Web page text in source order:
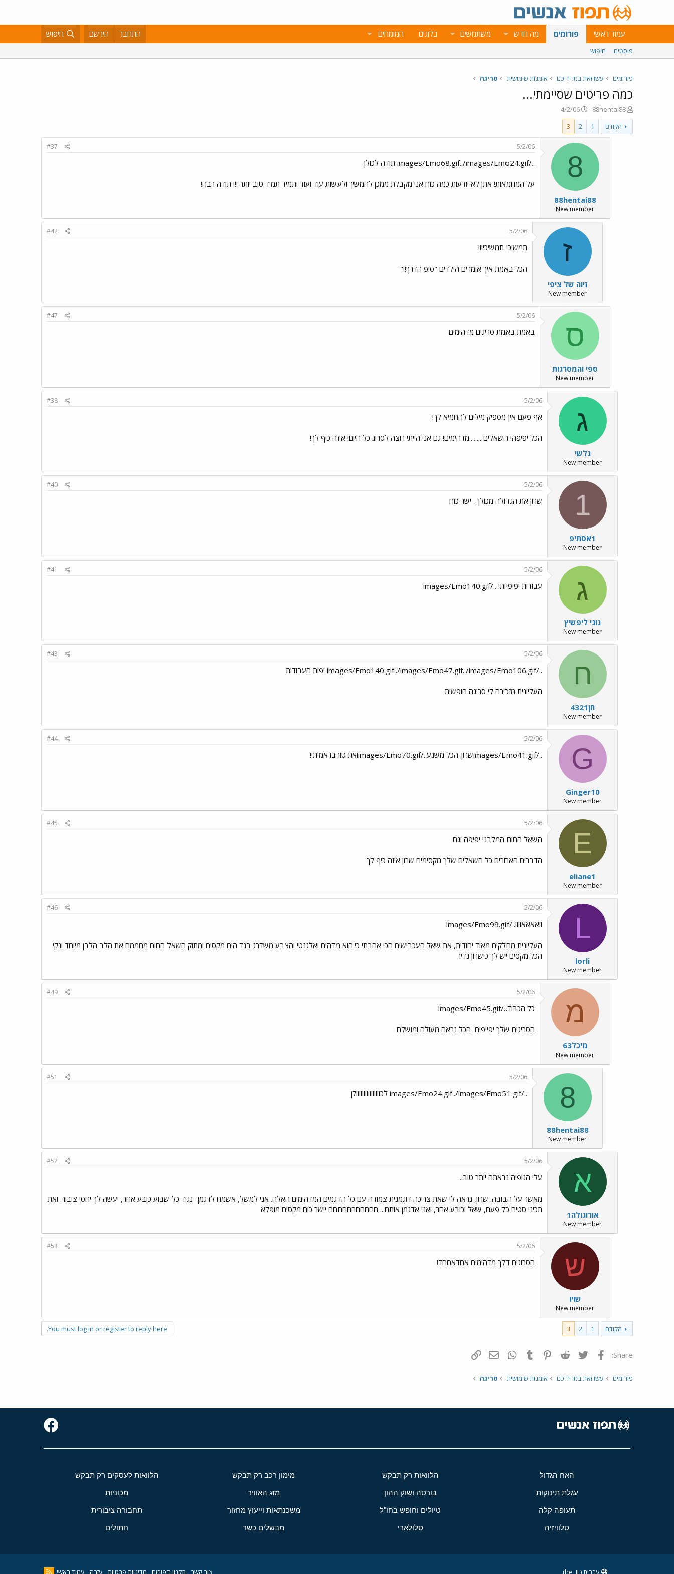
עמוד ראשי פורומים מה חדש משתמשים בלוגים המומחים התחבר הירשם חיפוש
פוסטים חיפוש
פורומים עשו זאת במו ידיכם אומנות שימושית סריגה
כמה פריטים שסיימתי...
פ
ו
ת
ח
88hentai88
פ
ו
ר
ס
ם
ב
ת
א
י
ך
4/2/06
הקודם
1
2
3
8
88hentai88
New member
5/2/06
#37
../images/Emo68.gif../images/Emo24.gif תודה לכולן
על המחמאות! אתן לא יודעות כמה כוח אני מקבלת ממכן להמשיך ולעשות עוד ועוד ותמיד תמיד טוב יותר !!! תודה רבה!
ז
זיוה של ציפי
New member
5/2/06
#42
תמשיכי תמשיכי!!!
הכל באמת איך אומרים הילדים "סופ הדרך!!"
ס
ספי והמסרגות
New member
5/2/06
#47
באמת באמת סריגים מדהימים
ג
גלשי
New member
5/2/06
#38
אף פעם אין מספיק מילים להחמיא לך!
הכל יפיפה! השאלים ........מדהימים! גם אני הייתי רוצה לסרוג כל היום! איזה כיף לך!
1
1אסתיפ
New member
5/2/06
#40
שרון את הגדולה מכולן - ישר כוח
ג
גוגי ליפשיץ
New member
5/2/06
#41
עבודות יפיפיות! ../images/Emo140.gif
ח
חן4321
New member
5/2/06
#43
../images/Emo140.gif../images/Emo47.gif../images/Emo106.gif יפות העבודות
העליונית מזכירה לי סריגה חופשית
G
Ginger10
New member
5/2/06
#44
../images/Emo41.gifשרון-הכל משגע../images/Emo70.gifואת טורבו אמיתי!
E
eliane1
New member
5/2/06
#45
השאל החום המלבני יפיפה וגם
הדברים האחרים כל השאלים שלך מקסימים שרון איזה כיף לך
L
lorli
New member
5/2/06
#46
וואאאאוווו../images/Emo99.gif
העליונית מחלקים מאוד יחודית, את שאל העכבישים הכי אהבתי כי הוא מדהים ואלגנטי והצבע משדרג בגד הים מקסים ומתוק השאל החום מחממם את הלב הלבן מיוחד ונקי
הכל מקסים יש לך כישרון נדיר
מ
מיכל63
New member
5/2/06
#49
כל הכבוד../images/Emo45.gif
הסריגים שלך יפייפים הכל נראה מעולה ומושלם
8
88hentai88
New member
5/2/06
#51
../images/Emo24.gif../images/Emo51.gif לכוווווווווווווווולן
א
אורוגולה1
New member
5/2/06
#52
עלי הגופיה נראתה יותר טוב...
מאשר על הבובה. שרון, נראה לי שאת צריכה דוגמנית צמודה עם כל הדגמים המדהימים האלה. אני למשל, אשמח לדגמן- נגיד כל שבוע כובע אחר, יעשה לך יחסי ציבור. ואת
תכיני סטים כל פעם, שאל וכובע אחר, ואני אדגמן אותם... חחחחחחחחחחח יישר כוח מקסים מופלא
ש
שויו
New member
5/2/06
#53
הסרוגים דלך מדהימים אחדאחחד!
הקודם 1
2
3
You must log in or register to reply here.
Share: פייסבוק Twitter
Reddit
Pinterest
Tumblr
WhatsAppדואר אלקטרוני
פורומים עשו זאת במו ידיכם אומנות שימושית סריגה
האח הגדול הלוואות רק תבקש מימון רכב רק תבקש הלוואות לעסקים רק תבקש
עגלת תינוקות בורסה ושוק ההון מזג האוויר מכוניות
תעופה קלה טיולים וחופש בחו"ל משכנתאות וייעוץ מחזור תחבורה ציבורית
טלוויזיה סלולארי מבשלים כשר חתולים
צור קשר תקנון הפורום מדיניות פרטיות עזרה עמוד ראשי עברית (he_IL)